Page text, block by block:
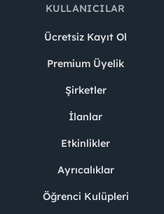
KULLANICILAR
Ücretsiz Kayıt Ol
Premium Üyelik
Şirketler
İlanlar
Etkinlikler
Ayrıcalıklar
Öğrenci Kulüpleri